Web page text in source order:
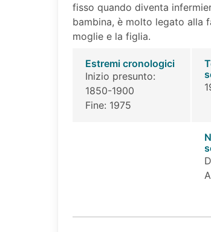
fisso quando diventa
bambina, è molto legato alla
moglie e la figlia.
Estremi cronologici
Inizio presunto:
1850-1900
Fine: 1975